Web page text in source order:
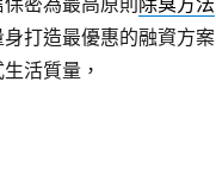
身打造最優惠的融資方案
活質量，